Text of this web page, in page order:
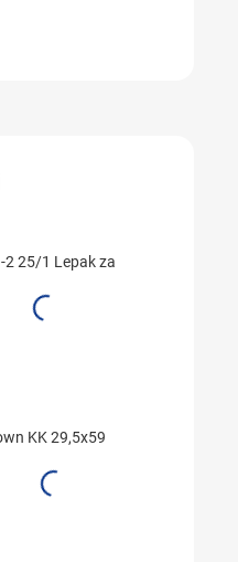
2 25/1 Lepak za
KK 29,5x59